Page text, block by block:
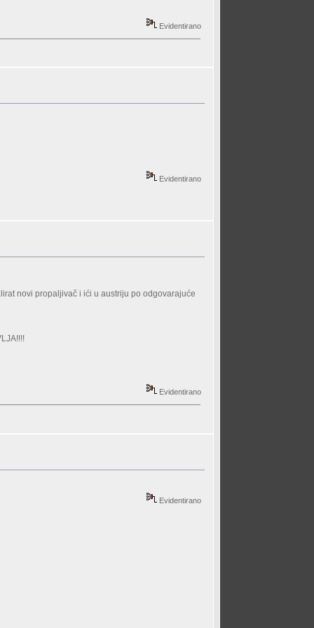
Evidentirano
Evidentirano
novi propaljivač i ići u austriju po odgovarajuće
Evidentirano
Evidentirano